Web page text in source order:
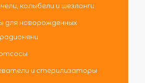
колыбели и шезлонги
для новорожденных
и стерилизаторы